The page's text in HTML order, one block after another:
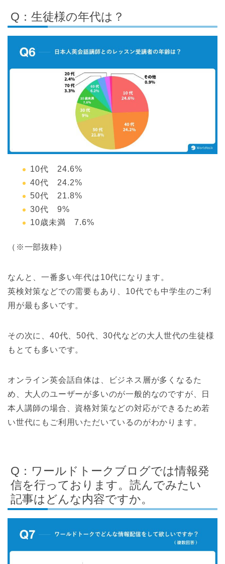
Q：生徒様の年代は？
10代 24.6%
40代 24.2%
50代 21.8%
30代 9%
10歳未満 7.6%
（※一部抜粋）
なんと、一番多い年代は10代になります。
英検対策などでの需要もあり、10代でも中学生のご利
用が最も多いです。
その次に、40代、50代、30代などの大人世代の生徒様
もとても多いです。
オンライン英会話自体は、ビジネス層が多くなるた
め、大人のユーザーが多いのが一般的なのですが、日
本人講師の場合、資格対策などの対応ができるため若
い世代にもご利用いただいているのがわかります。
Q：ワールドトークブログでは情報発
信を行っております。読んでみたい
記事はどんな内容ですか。